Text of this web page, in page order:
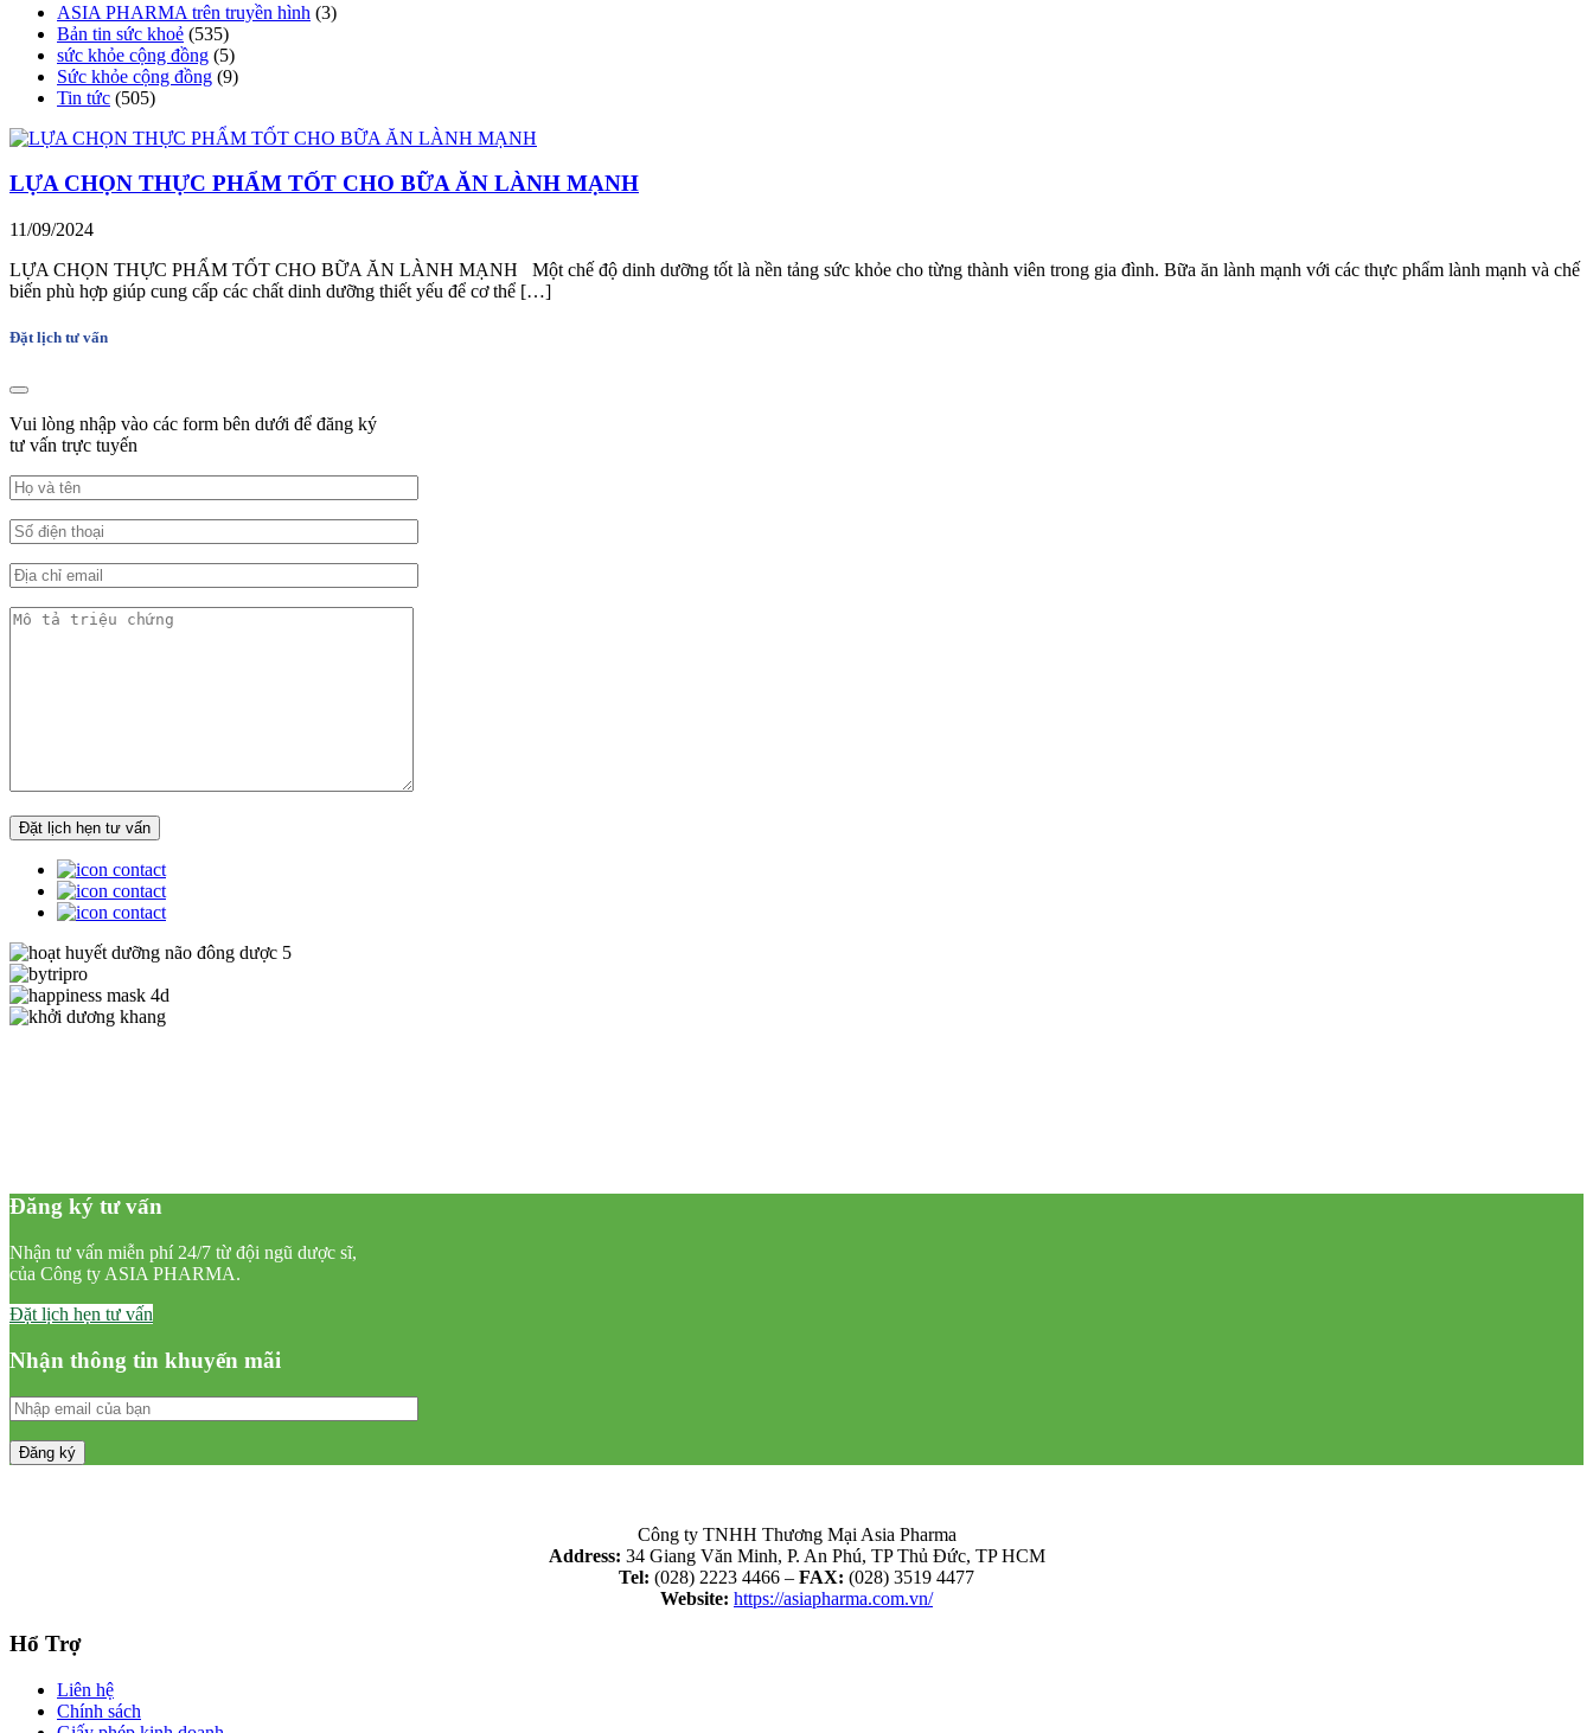
ASIA PHARMA trên truyền hình (3)
Bản tin sức khoẻ (535)
sức khỏe cộng đồng (5)
Sức khỏe cộng đồng (9)
Tin tức (505)
LỰA CHỌN THỰC PHẨM TỐT CHO BỮA ĂN LÀNH MẠNH
11/09/2024
LỰA CHỌN THỰC PHẨM TỐT CHO BỮA ĂN LÀNH MẠNH Một chế độ dinh dưỡng tốt là nền tảng sức khỏe cho từng thành viên trong gia đình. Bữa ăn lành mạnh với các thực phẩm lành mạnh và chế
biến phù hợp giúp cung cấp các chất dinh dưỡng thiết yếu để cơ thể […]
Đặt lịch tư vấn
Vui lòng nhập vào các form bên dưới để đăng ký
tư vấn trực tuyến
Đăng ký tư vấn
Nhận tư vấn miễn phí 24/7 từ đội ngũ dược sĩ,
của Công ty ASIA PHARMA.
Đặt lịch hẹn tư vấn
Nhận thông tin khuyến mãi
Công ty TNHH Thương Mại Asia Pharma
Address: 34 Giang Văn Minh, P. An Phú, TP Thủ Đức, TP HCM
Tel: (028) 2223 4466 – FAX: (028) 3519 4477
Website: https://asiapharma.com.vn/
Hổ Trợ
Liên hệ
Chính sách